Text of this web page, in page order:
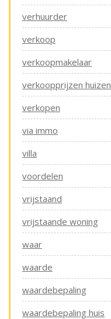
verhuurder
verkoop
verkoopmakelaar
verkoopprijzen huizen
verkopen
via immo
villa
voordelen
vrijstaand
vrijstaande woning
waar
waarde
waardebepaling
waardebepaling huis